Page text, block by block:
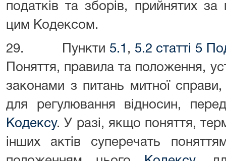
податків та зборів, прийнятих
цим Кодексом.
29. Пункти 5.1 , 5.2 статті 5
Поняття, правила та положення,
законами з питань митної
для регулювання відносин,
Кодексу. У разі, якщо поняття,
інших актів суперечать